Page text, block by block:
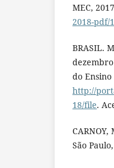
MEC,
2018-pdf/
BRASIL.
do
http://
18/file.
São